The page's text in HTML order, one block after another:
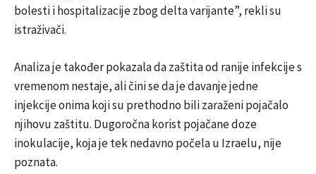
bolesti i hospitalizacije zbog delta varijante”, rekli su
istraživači.
Analiza je također pokazala da zaštita od ranije infekcije s
vremenom nestaje, ali čini se da je davanje jedne
injekcije onima koji su prethodno bili zaraženi pojačalo
njihovu zaštitu. Dugoročna korist pojačane doze
inokulacije, koja je tek nedavno počela u Izraelu, nije
poznata.